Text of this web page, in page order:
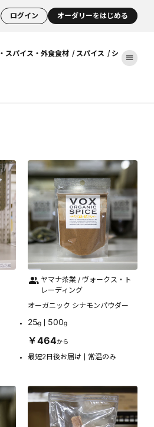
ログイン オーダリーをはじめる
スパイス・外食食材 スパイス
シ
ヤマナ茶業 / ヴォークス・ト
レーディング
オーガニック シナモンパウダー
25g 500g
￥464から
最短2日後お届け 常温のみ